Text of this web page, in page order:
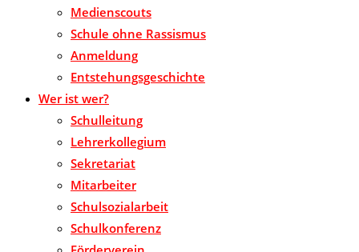
Medienscouts
Schule ohne Rassismus
Anmeldung
Entstehungsgeschichte
Wer ist wer?
Schulleitung
Lehrerkollegium
Sekretariat
Mitarbeiter
Schulsozialarbeit
Schulkonferenz